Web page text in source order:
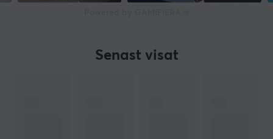
Senast visat